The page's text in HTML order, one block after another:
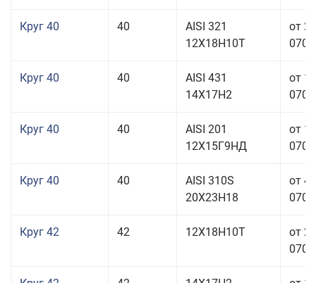
Круг 40 40
AISI 321
12Х18Н10Т
от
Круг 40 40
AISI 431
14Х17Н2
от
Круг 40 40
AISI 201
12Х15Г9НД
от
Круг 40 40
AISI 310S
20Х23Н18
от
Круг 42 42 12Х18Н10Т
от